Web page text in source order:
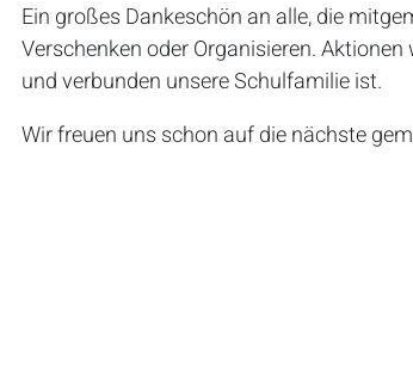
Ein großes Dankeschön an alle, die
Verschenken oder Organisieren.
und verbunden unsere Schulfamilie ist.
Wir freuen uns schon auf die nächste